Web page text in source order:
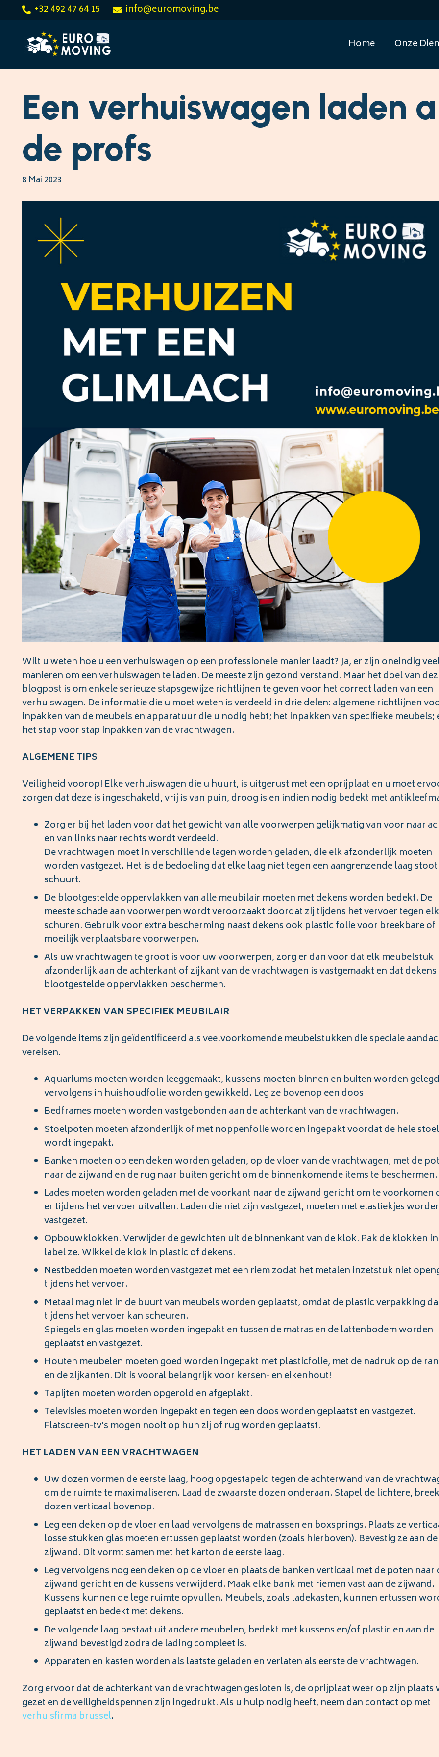
+32 492 47 64 15 info@euromoving.be
Home Onze
Een verhuiswagen laden
de profs
8 Mai 2023
Wilt u weten hoe u een verhuiswagen op een professionele manier laadt? Ja, er zijn oneindig
manieren om een verhuiswagen te laden. De meeste zijn gezond verstand. Maar het doel van
blogpost is om enkele serieuze stapsgewijze richtlijnen te geven voor het correct laden van een
verhuiswagen. De informatie die u moet weten is verdeeld in drie delen: algemene richtlijnen
inpakken van de meubels en apparatuur die u nodig hebt; het inpakken van specifieke meubels;
het stap voor stap inpakken van de vrachtwagen.
ALGEMENE TIPS
Veiligheid voorop! Elke verhuiswagen die u huurt, is uitgerust met een oprijplaat en u moet
zorgen dat deze is ingeschakeld, vrij is van puin, droog is en indien nodig bedekt met
Zorg er bij het laden voor dat het gewicht van alle voorwerpen gelijkmatig van voor naar
en van links naar rechts wordt verdeeld.
De vrachtwagen moet in verschillende lagen worden geladen, die elk afzonderlijk moeten
worden vastgezet. Het is de bedoeling dat elke laag niet tegen een aangrenzende laag
schuurt.
De blootgestelde oppervlakken van alle meubilair moeten met dekens worden bedekt. De
meeste schade aan voorwerpen wordt veroorzaakt doordat zij tijdens het vervoer tegen
schuren. Gebruik voor extra bescherming naast dekens ook plastic folie voor breekbare of
moeilijk verplaatsbare voorwerpen.
Als uw vrachtwagen te groot is voor uw voorwerpen, zorg er dan voor dat elk meubelstuk
afzonderlijk aan de achterkant of zijkant van de vrachtwagen is vastgemaakt en dat dekens
blootgestelde oppervlakken beschermen.
HET VERPAKKEN VAN SPECIFIEK MEUBILAIR
De volgende items zijn geïdentificeerd als veelvoorkomende meubelstukken die speciale
vereisen.
Aquariums moeten worden leeggemaakt, kussens moeten binnen en buiten worden
vervolgens in huishoudfolie worden gewikkeld. Leg ze bovenop een doos
Bedframes moeten worden vastgebonden aan de achterkant van de vrachtwagen.
Stoelpoten moeten afzonderlijk of met noppenfolie worden ingepakt voordat de hele stoel
wordt ingepakt.
Banken moeten op een deken worden geladen, op de vloer van de vrachtwagen, met de
naar de zijwand en de rug naar buiten gericht om de binnenkomende items te beschermen.
Lades moeten worden geladen met de voorkant naar de zijwand gericht om te voorkomen
er tijdens het vervoer uitvallen. Laden die niet zijn vastgezet, moeten met elastiekjes
vastgezet.
Opbouwklokken. Verwijder de gewichten uit de binnenkant van de klok. Pak de klokken
label ze. Wikkel de klok in plastic of dekens.
Nestbedden moeten worden vastgezet met een riem zodat het metalen inzetstuk niet
tijdens het vervoer.
Metaal mag niet in de buurt van meubels worden geplaatst, omdat de plastic verpakking
tijdens het vervoer kan scheuren.
Spiegels en glas moeten worden ingepakt en tussen de matras en de lattenbodem worden
geplaatst en vastgezet.
Houten meubelen moeten goed worden ingepakt met plasticfolie, met de nadruk op de
en de zijkanten. Dit is vooral belangrijk voor kersen- en eikenhout!
Tapijten moeten worden opgerold en afgeplakt.
Televisies moeten worden ingepakt en tegen een doos worden geplaatst en vastgezet.
Flatscreen-tv’s mogen nooit op hun zij of rug worden geplaatst.
HET LADEN VAN EEN VRACHTWAGEN
Uw dozen vormen de eerste laag, hoog opgestapeld tegen de achterwand van de
om de ruimte te maximaliseren. Laad de zwaarste dozen onderaan. Stapel de lichtere,
dozen verticaal bovenop.
Leg een deken op de vloer en laad vervolgens de matrassen en boxsprings. Plaats ze
losse stukken glas moeten ertussen geplaatst worden (zoals hierboven). Bevestig ze aan de
zijwand. Dit vormt samen met het karton de eerste laag.
Leg vervolgens nog een deken op de vloer en plaats de banken verticaal met de poten naar
zijwand gericht en de kussens verwijderd. Maak elke bank met riemen vast aan de zijwand.
Kussens kunnen de lege ruimte opvullen. Meubels, zoals ladekasten, kunnen ertussen
geplaatst en bedekt met dekens.
De volgende laag bestaat uit andere meubelen, bedekt met kussens en/of plastic en aan de
zijwand bevestigd zodra de lading compleet is.
Apparaten en kasten worden als laatste geladen en verlaten als eerste de vrachtwagen.
Zorg ervoor dat de achterkant van de vrachtwagen gesloten is, de oprijplaat weer op zijn plaats
gezet en de veiligheidspennen zijn ingedrukt. Als u hulp nodig heeft, neem dan contact op met
verhuisfirma brussel.